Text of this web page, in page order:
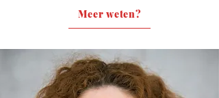
Meer weten?